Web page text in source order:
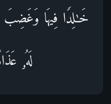
خَـٰلِدࣰا فِیهَا وَغَضِبَ
لَهُۥ